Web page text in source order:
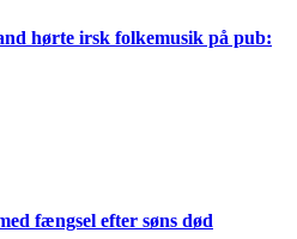
hørte irsk folkemusik på pub:
fængsel efter søns død